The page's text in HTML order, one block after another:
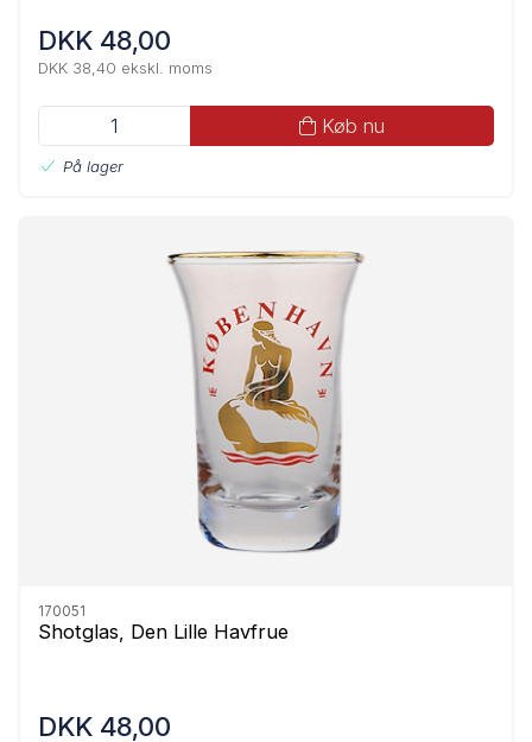
DKK 48,00
DKK 38,40 ekskl. moms
Køb nu
På lager
170051
Shotglas, Den Lille Havfrue
DKK 48,00